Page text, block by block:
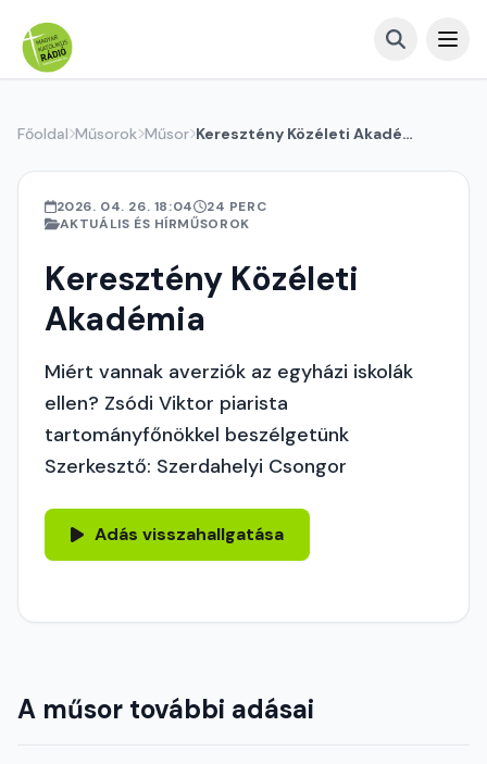
Főoldal Műsorok Műsor Keresztény Közéleti Akadémia
2026. 04. 26. 18:04
24 PERC
AKTUÁLIS ÉS HÍRMŰSOROK
Keresztény Közéleti
Akadémia
Miért vannak averziók az egyházi iskolák
ellen? Zsódi Viktor piarista
tartományfőnökkel beszélgetünk
Szerkesztő: Szerdahelyi Csongor
Adás visszahallgatása
A műsor további adásai